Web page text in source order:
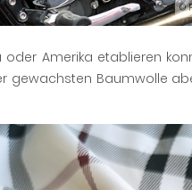
©
Amerika etablieren
Baumwolle